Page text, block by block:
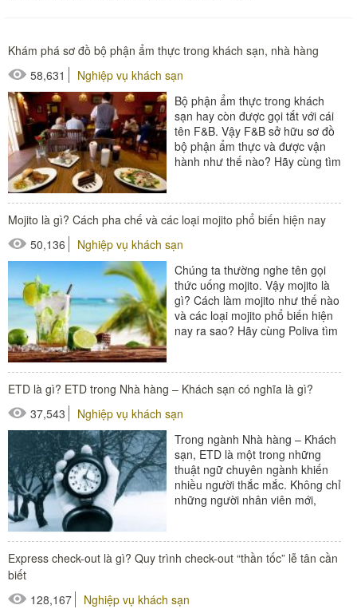
Khám phá sơ đồ bộ phận ẩm thực trong khách sạn, nhà hàng
58,631
Nghiệp vụ khách sạn
Bộ phận ẩm thực trong khách
sạn hay còn được gọi tắt với cái
tên F&B. Vậy F&B sở hữu sơ đồ
bộ phận ẩm thực và được vận
hành như thế nào? Hãy cùng tìm
Mojito là gì? Cách pha chế và các loại mojito phổ biến hiện nay
50,136
Nghiệp vụ khách sạn
Chúng ta thường nghe tên gọi
thức uống mojito. Vậy mojito là
gì? Cách làm mojito như thế nào
và các loại mojito phổ biến hiện
nay ra sao? Hãy cùng Poliva tìm
#thiết bị nhà hàng - bếp
ETD là gì? ETD trong Nhà hàng – Khách sạn có nghĩa là gì?
37,543
Nghiệp vụ khách sạn
Trong ngành Nhà hàng – Khách
sạn, ETD là một trong những
thuật ngữ chuyên ngành khiến
nhiều người thắc mắc. Không chỉ
những người nhân viên mới,
#đồ amenities khách sạn
Express check-out là gì? Quy trình check-out “thần tốc” lễ tân cần
biết
128,167
Nghiệp vụ khách sạn